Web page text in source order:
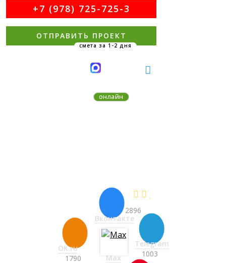
+7 (978) 725-725-3
ОТПРАВИТЬ ПРОЕКТ
онлайн